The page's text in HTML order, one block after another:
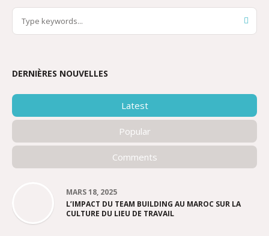
DERNIÈRES NOUVELLES
Latest
Popular
Comments
MARS 18, 2025
L’IMPACT DU TEAM BUILDING AU MAROC SUR LA
CULTURE DU LIEU DE TRAVAIL